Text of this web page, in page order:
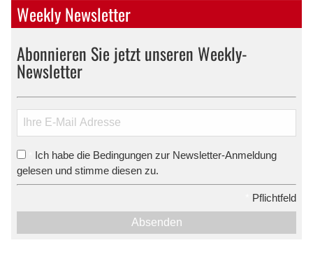
Weekly Newsletter
Abonnieren Sie jetzt unseren Weekly-
Newsletter
Ich habe die Bedingungen zur Newsletter-Anmeldung
gelesen und stimme diesen zu.
Pflichtfeld
Absenden